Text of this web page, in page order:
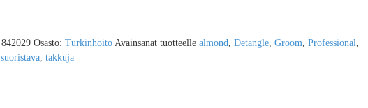
842029 Osasto: Turkinhoito Avainsanat tuotteelle almond Detangle, Groom Professional
suoristava, takkuja